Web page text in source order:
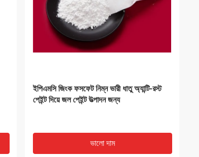
অ্যালুমিনিয়াম ফসফেট বাইদার উচ্চ তাপমাত্রা মনো
অ্যালুমিনিয়াম ফসফেট
ভালো দাম